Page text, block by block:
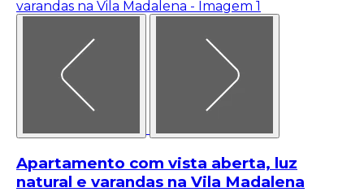
Apartamento com vista aberta, luz
natural e varandas na Vila Madalena